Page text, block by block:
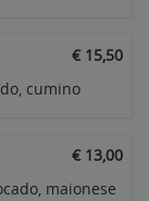
€ 15,50
cumino
€ 13,00
maionese